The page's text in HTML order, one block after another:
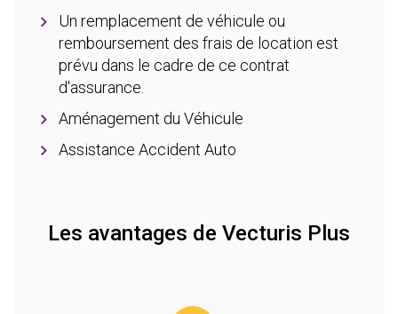
Un remplacement de véhicule ou
remboursement des frais de location est
prévu dans le cadre de ce contrat
d'assurance.
Aménagement du Véhicule
Assistance Accident Auto
Les avantages de Vecturis Plus